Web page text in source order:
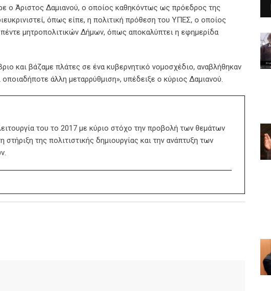
ο Άριστος Δαμιανού, ο οποίος καθηκόντως ως πρόεδρος της
όπως είπε, η πολιτική πρόθεση του ΥΠΕΣ, ο οποίος
μητροπολιτικών Δήμων, όπως αποκαλύπτει η εφημερίδα
και βάζαμε πλάτες σε ένα κυβερνητικό νομοσχέδιο, αναβλήθηκαν
άλλη μεταρρύθμιση», υπέδειξε ο κύριος Δαμιανού.
του το 2017 με κύριο στόχο την προβολή των θεμάτων
στήριξη της πολιτιστικής δημιουργίας και την ανάπτυξη των